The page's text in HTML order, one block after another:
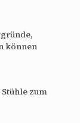
können
zum